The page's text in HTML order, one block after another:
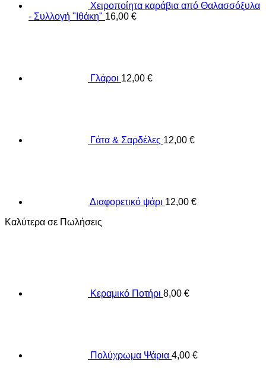
Χειροποίητα καράβια από Θαλασσόξυλα
- Συλλογή "Ιθάκη" 16,00 €
Γλάροι 12,00 €
Γάτα & Σαρδέλες 12,00 €
Διαφορετικό ψάρι 12,00 €
Καλύτερα σε Πωλήσεις
Κεραμικό Ποτήρι 8,00 €
Πολύχρωμα Ψάρια 4,00 €